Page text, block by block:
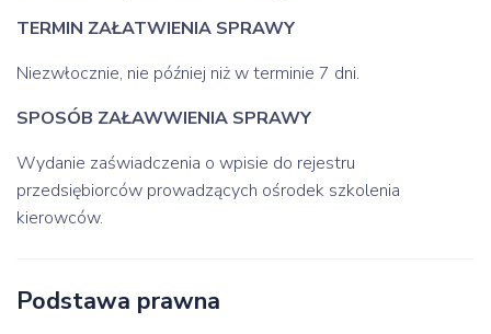
TERMIN ZAŁATWIENIA SPRAWY
Niezwłocznie, nie później niż w terminie 7 dni.
SPOSÓB ZAŁAWWIENIA SPRAWY
Wydanie zaświadczenia o wpisie do rejestru
przedsiębiorców prowadzących ośrodek szkolenia
kierowców.
Podstawa prawna